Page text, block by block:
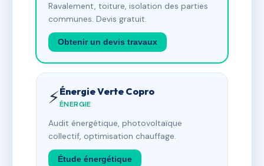
Ravalement, toiture, isolation des parties
communes. Devis gratuit.
Obtenir un devis travaux
⚡Énergie Verte Copro
ÉNERGIE
Audit énergétique, photovoltaïque
collectif, optimisation chauffage.
Étude énergétique